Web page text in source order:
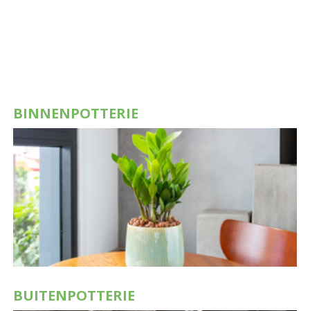
BINNENPOTTERIE
BUITENPOTTERIE